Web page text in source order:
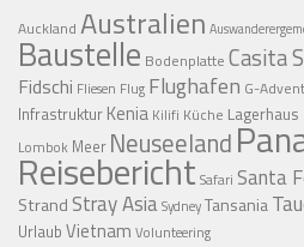
Auckland Australien
Baustelle Bodenplatte Casita
Fidschi Fliesen Flug Flughafen G-
Infrastruktur Kenia Kilifi Küche Lagerhaus
Lombok Meer Neuseeland
Reisebericht Safari Santa
Strand Stray AsiaSydneyTansania
Urlaub Vietnam Volunteering